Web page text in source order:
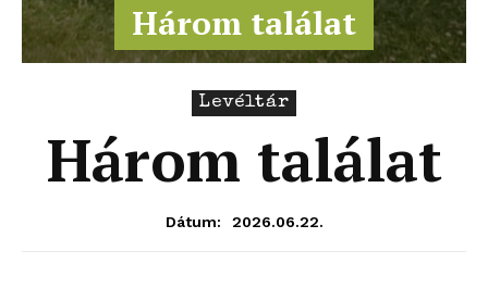
Három találat
Levéltár
Három találat
Dátum: 2026.06.22.